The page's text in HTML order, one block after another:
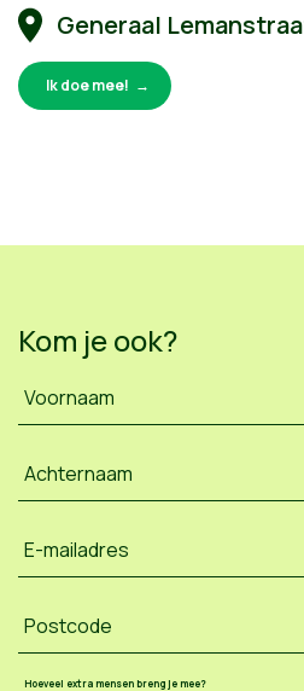
Generaal
Ik doe mee!
Kom je ook?
Voornaam
Achternaam
E-mailadres
Postcode
Hoeveel extra mensen breng je mee?